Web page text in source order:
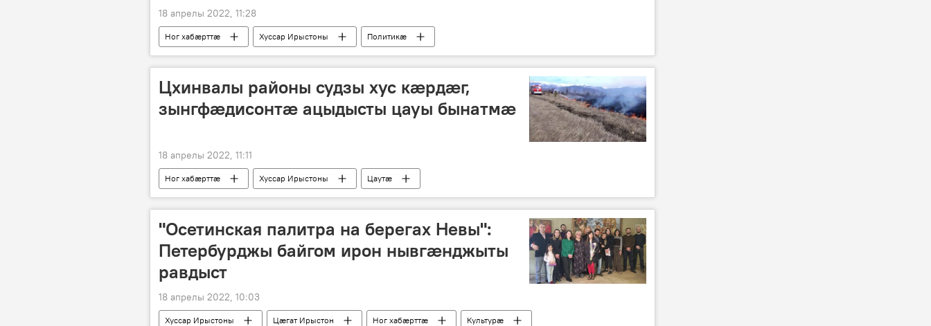
18 апрелы 2022, 11:28
Ног хабӕрттӕ Хуссар Ирыстоны Политикӕ
Цхинвалы районы судзы хус кӕрдӕг,
зынгфӕдисонтӕ ацыдысты цауы бынатмӕ
18 апрелы 2022, 11:11
Ног хабӕрттӕ Хуссар Ирыстоны Цаутӕ
"Осетинская палитра на берегах Невы":
Петербурджы байгом ирон нывгӕнджыты
равдыст
18 апрелы 2022, 10:03
Хуссар Ирыстоны Цӕгат Ирыстон Ног хабӕрттӕ Культурӕ